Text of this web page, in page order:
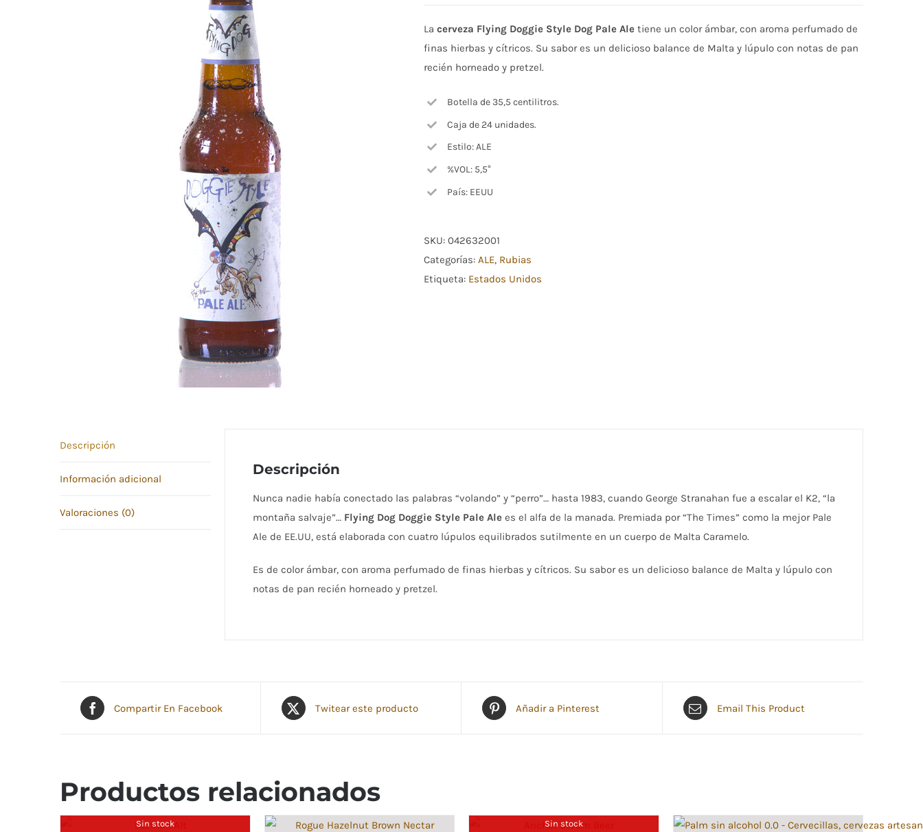
La cerveza Flying Doggie Style Dog Pale Ale tiene un color ámbar, con aroma perfumado de
finas hierbas y cítricos. Su sabor es un delicioso balance de Malta y lúpulo con notas de pan
recién horneado y pretzel.
Botella de 35,5 centilitros.
Caja de 24 unidades.
Estilo: ALE
%VOL: 5,5°
País: EEUU
SKU: 042632001
Categorías: ALE, Rubias
Etiqueta: Estados Unidos
Descripción
Información adicional
Valoraciones (0)
Descripción
Nunca nadie había conectado las palabras “volando” y “perro”… hasta 1983, cuando George Stranahan fue a escalar el K2, “la
montaña salvaje”… Flying Dog Doggie Style Pale Ale es el alfa de la manada. Premiada por “The Times” como la mejor Pale
Ale de EE.UU, está elaborada con cuatro lúpulos equilibrados sutilmente en un cuerpo de Malta Caramelo.
Es de color ámbar, con aroma perfumado de finas hierbas y cítricos. Su sabor es un delicioso balance de Malta y lúpulo con
notas de pan recién horneado y pretzel.
Compartir En Facebook Twitear este producto Añadir a Pinterest Email This Product
Productos relacionados
Sin stock Sin stock